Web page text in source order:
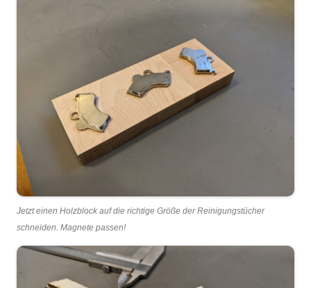
Jetzt einen Holzblock auf die richtige Größe der Reinigungstücher
schneiden. Magnete passen!